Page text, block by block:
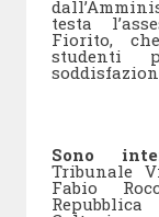
testa
Fiorito,
studenti
Sono
Tribunale
Fabio